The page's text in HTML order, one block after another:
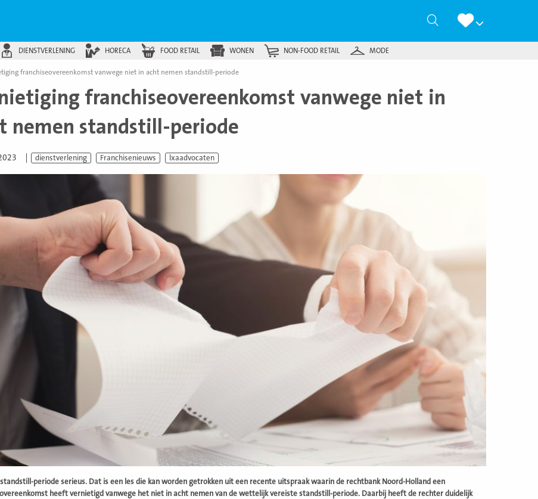
Zoeken
DIENSTVERLENING HORECA FOOD RETAIL WONEN NON-FOOD RETAIL MODE
franchiseovereenkomst vanwege niet in acht nemen standstill-periode
franchiseovereenkomst vanwege niet in
nemen standstill-periode
dienstverlening Franchisenieuws lxaadvocaten
periode serieus. Dat is een les die kan worden getrokken uit een recente uitspraak waarin de rechtbank Noord-Holland een
heeft vernietigd vanwege het niet in acht nemen van de wettelijk vereiste standstill-periode. Daarbij heeft de rechter duidelijk